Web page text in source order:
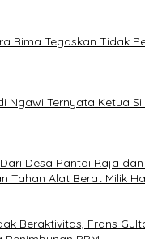
Bima Tegaskan Tidak
Ngawi Ternyata Ketua
Desa Pantai Raja dan
Tahan Alat Berat Milik
Beraktivitas, Frans